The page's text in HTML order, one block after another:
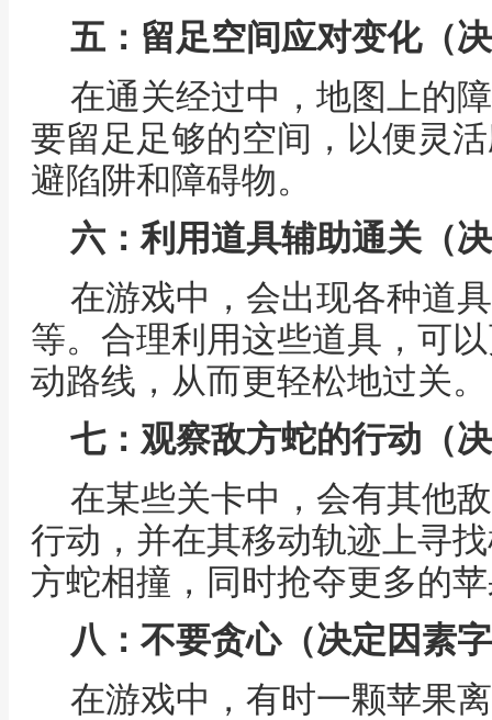
五：留足空间应对变化（
在通关经过中，地图上的
要留足足够的空间，以便灵
避陷阱和障碍物。
六：利用道具辅助通关（
在游戏中，会出现各种道
等。合理利用这些道具，可
动路线，从而更轻松地过关。
七：观察敌方蛇的行动（
在某些关卡中，会有其他
行动，并在其移动轨迹上寻
方蛇相撞，同时抢夺更多的
八：不要贪心（决定因素
在游戏中，有时一颗苹果